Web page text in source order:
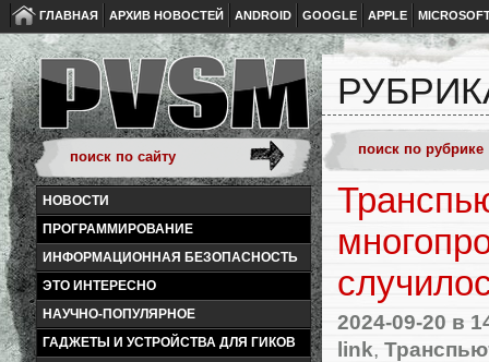
ГЛАВНАЯ АРХИВ НОВОСТЕЙ ANDROID GOOGLE APPLE
НОВОСТИ
ПРОГРАММИРОВАНИЕ
ИНФОРМАЦИОННАЯ БЕЗОПАСНОСТЬ
ЭТО ИНТЕРЕСНО
НАУЧНО-ПОПУЛЯРНОЕ
ГАДЖЕТЫ И УСТРОЙСТВА ДЛЯ ГИКОВ
2024-09-20 в
link,